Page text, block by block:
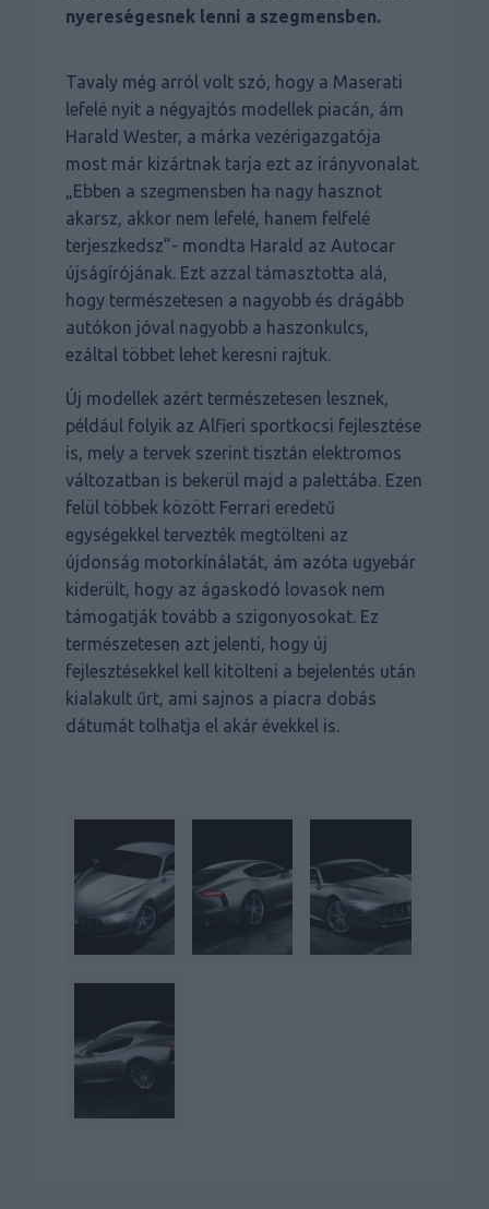
nyereségesnek lenni a szegmensben.
Tavaly még arról volt szó, hogy a Maserati
lefelé nyit a négyajtós modellek piacán, ám
Harald Wester, a márka vezérigazgatója
most már kizártnak tarja ezt az irányvonalat.
„Ebben a szegmensben ha nagy hasznot
akarsz, akkor nem lefelé, hanem felfelé
terjeszkedsz”- mondta Harald az Autocar
újságírójának. Ezt azzal támasztotta alá,
hogy természetesen a nagyobb és drágább
autókon jóval nagyobb a haszonkulcs,
ezáltal többet lehet keresni rajtuk.
Új modellek azért természetesen lesznek,
például folyik az Alfieri sportkocsi fejlesztése
is, mely a tervek szerint tisztán elektromos
változatban is bekerül majd a palettába. Ezen
felül többek között Ferrari eredetű
egységekkel tervezték megtölteni az
újdonság motorkínálatát, ám azóta ugyebár
kiderült, hogy az ágaskodó lovasok nem
támogatják tovább a szigonyosokat. Ez
természetesen azt jelenti, hogy új
fejlesztésekkel kell kitölteni a bejelentés után
kialakult űrt, ami sajnos a piacra dobás
dátumát tolhatja el akár évekkel is.